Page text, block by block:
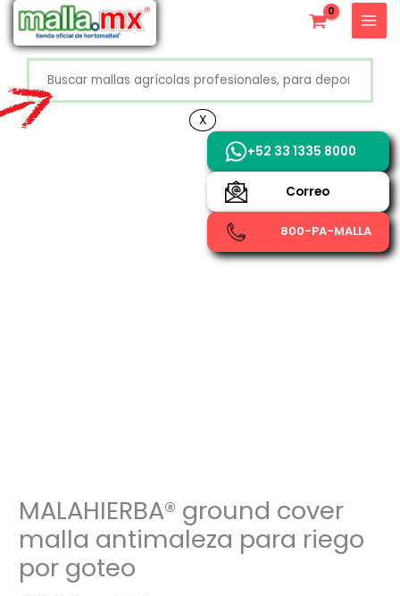
contenido
MALAHIERBA® ground cover
malla antimaleza para riego
por goteo
X
+52 800 726 2552
+52 33 1335 8000
Correo
800-PA-MALLA
X